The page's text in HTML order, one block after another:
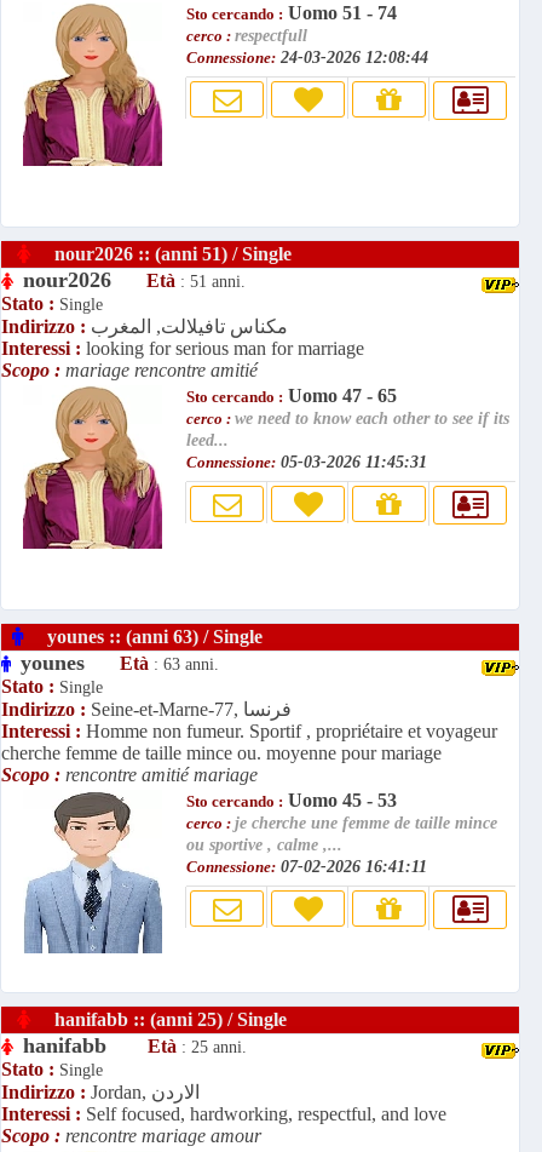
Sto cercando : Uomo 51 - 74
cerco : respectfull
Connessione: 24-03-2026 12:08:44
nour2026 :: (anni 51) / Single
nour2026 Età : 51 anni.
Stato : Single
Indirizzo : مكناس تافيلالت, المغرب
Interessi : looking for serious man for marriage
Scopo : mariage rencontre amitié
Sto cercando : Uomo 47 - 65
cerco : we need to know each other to see if its
leed...
Connessione: 05-03-2026 11:45:31
younes :: (anni 63) / Single
younes Età : 63 anni.
Stato : Single
Indirizzo :
Seine-et-Marne-77, فرنسا
Interessi : Homme non fumeur. Sportif , propriétaire et voyageur
cherche femme de taille mince ou. moyenne pour mariage
Scopo : rencontre amitié mariage
Sto cercando : Uomo 45 - 53
cerco : je cherche une femme de taille mince
ou sportive , calme ,...
Connessione: 07-02-2026 16:41:11
hanifabb :: (anni 25) / Single
hanifabb Età : 25 anni.
Stato : Single
Indirizzo :
Jordan, الاردن
Interessi : Self focused, hardworking, respectful, and love
Scopo : rencontre mariage amour